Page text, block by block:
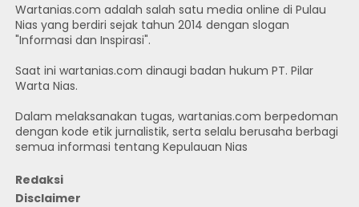
Wartanias.com adalah salah satu media online di Pulau
Nias yang berdiri sejak tahun 2014 dengan slogan
"Informasi dan Inspirasi".
Saat ini wartanias.com dinaugi badan hukum PT. Pilar
Warta Nias.
Dalam melaksanakan tugas, wartanias.com berpedoman
dengan kode etik jurnalistik, serta selalu berusaha berbagi
semua informasi tentang Kepulauan Nias
Redaksi
Disclaimer